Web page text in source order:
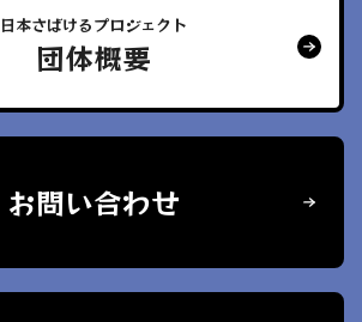
日本さばけるプロジェクト
団体概要
お問い合わせ